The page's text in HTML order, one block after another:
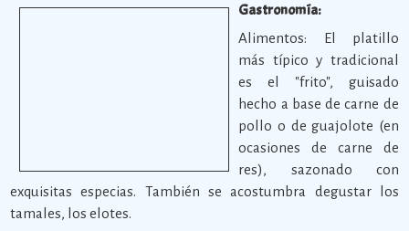
Gastronomía:
Alimentos: El platillo
más típico y tradicional
es el "frito", guisado
hecho a base de carne de
pollo o de guajolote (en
ocasiones de carne de
res), sazonado con
exquisitas especias. También se acostumbra degustar los
tamales, los elotes.